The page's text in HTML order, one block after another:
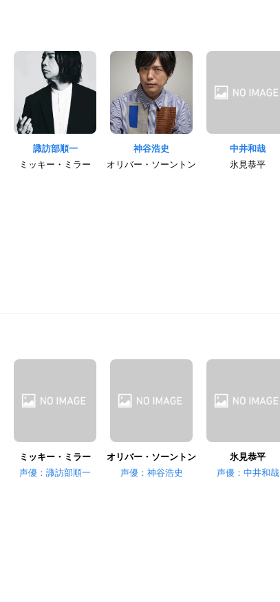
諏訪部順一
ミッキー・ミラー
神谷浩史
オリバー・ソーントン
中井和哉
氷見恭平
ミッキー・ミラー
声優：諏訪部順一
オリバー・ソーントン
声優：神谷浩史
氷見恭平
声優：中井和哉